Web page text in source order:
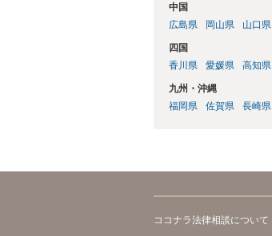
中国
広島県
岡山県 山口県
四国
香川県
愛媛県 高知県
九州・沖縄
福岡県
佐賀県 長崎県
ココナラ法律相談について